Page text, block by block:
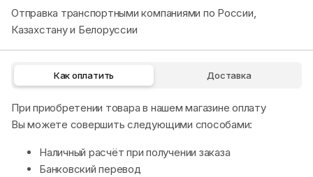
Отправка транспортными компаниями по России,
Казахстану и Белоруссии
Как оплатить Доставка
При приобретении товара в нашем магазине оплату
Вы можете совершить следующими способами:
Наличный расчёт при получении заказа
Банковский перевод